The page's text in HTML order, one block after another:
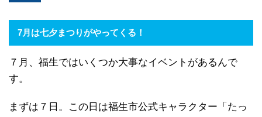
7月は七夕まつりがやってくる！
７月、福生ではいくつか大事なイベントがあるんで
す。
まずは７日。この日は福生市公式キャラクター「たっ